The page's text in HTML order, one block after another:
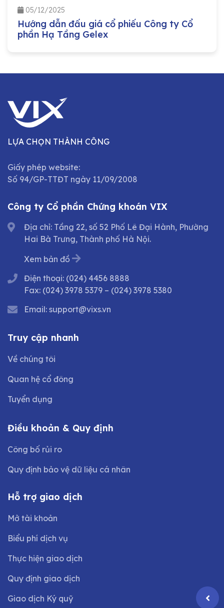
05/12/2025
Hướng dẫn đấu giá cổ phiếu Công ty Cổ
phần Hạ Tầng Gelex
LỰA CHỌN THÀNH CÔNG
Giấy phép website:
Số 94/GP-TTĐT ngày 11/09/2008
Công ty Cổ phần Chứng khoán VIX
Địa chỉ: Tầng 22, số 52 Phố Lê Đại Hành, Phường
Hai Bà Trưng, Thành phố Hà Nội.
Xem bản đồ
Điện thoại: (024) 4456 8888
Fax: (024) 3978 5379 – (024) 3978 5380
Email: support@vixs.vn
Truy cập nhanh
Về chúng tôi
Quan hệ cổ đông
Tuyển dụng
Điều khoản & Quy định
Công bố rủi ro
Quy định bảo vệ dữ liệu cá nhân
Hỗ trợ giao dịch
Mở tài khoản
Biểu phí dịch vụ
Thực hiện giao dịch
Quy định giao dịch
Giao dịch Ký quỹ